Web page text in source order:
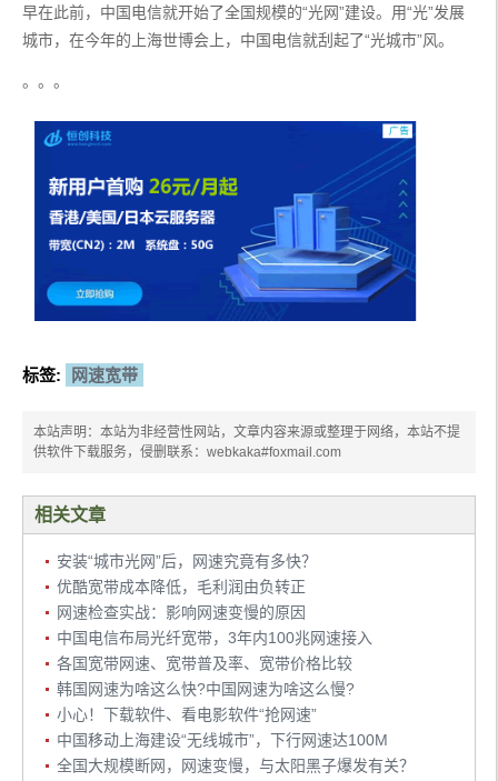
早在此前，中国电信就开始了全国规模的“光网”建设。用“光”发展
城市，在今年的上海世博会上，中国电信就刮起了“光城市”风。
。。。
标签: 网速宽带
本站声明：本站为非经营性网站，文章内容来源或整理于网络，本站不提
供软件下载服务，侵删联系：webkaka#foxmail.com
相关文章
安装“城市光网”后，网速究竟有多快？
优酷宽带成本降低，毛利润由负转正
网速检查实战：影响网速变慢的原因
中国电信布局光纤宽带，3年内100兆网速接入
各国宽带网速、宽带普及率、宽带价格比较
韩国网速为啥这么快?中国网速为啥这么慢?
小心！下载软件、看电影软件“抢网速”
中国移动上海建设“无线城市”，下行网速达100M
全国大规模断网，网速变慢，与太阳黑子爆发有关？